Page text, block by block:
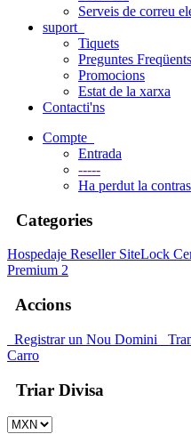
Serveis de correu
suport
Tiquets
Preguntes
Promocions
Estat de la xarxa
Contacti'ns
Compte
Entrada
-----
Ha perdut la
Categories
Hospedaje Reseller SiteLock
Premium 2
Accions
Registrar un Nou Domini
Carro
Triar Divisa